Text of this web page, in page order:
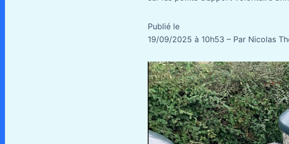
Publié le
19/09/2025 à 10h53 – Par Nicolas